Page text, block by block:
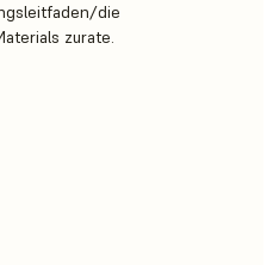
die
zurate.